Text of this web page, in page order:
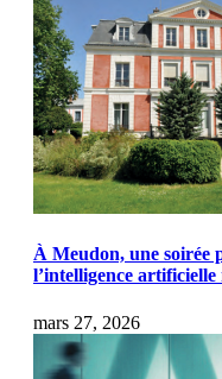
À Meudon, une soirée
l’intelligence artificielle
mars 27, 2026